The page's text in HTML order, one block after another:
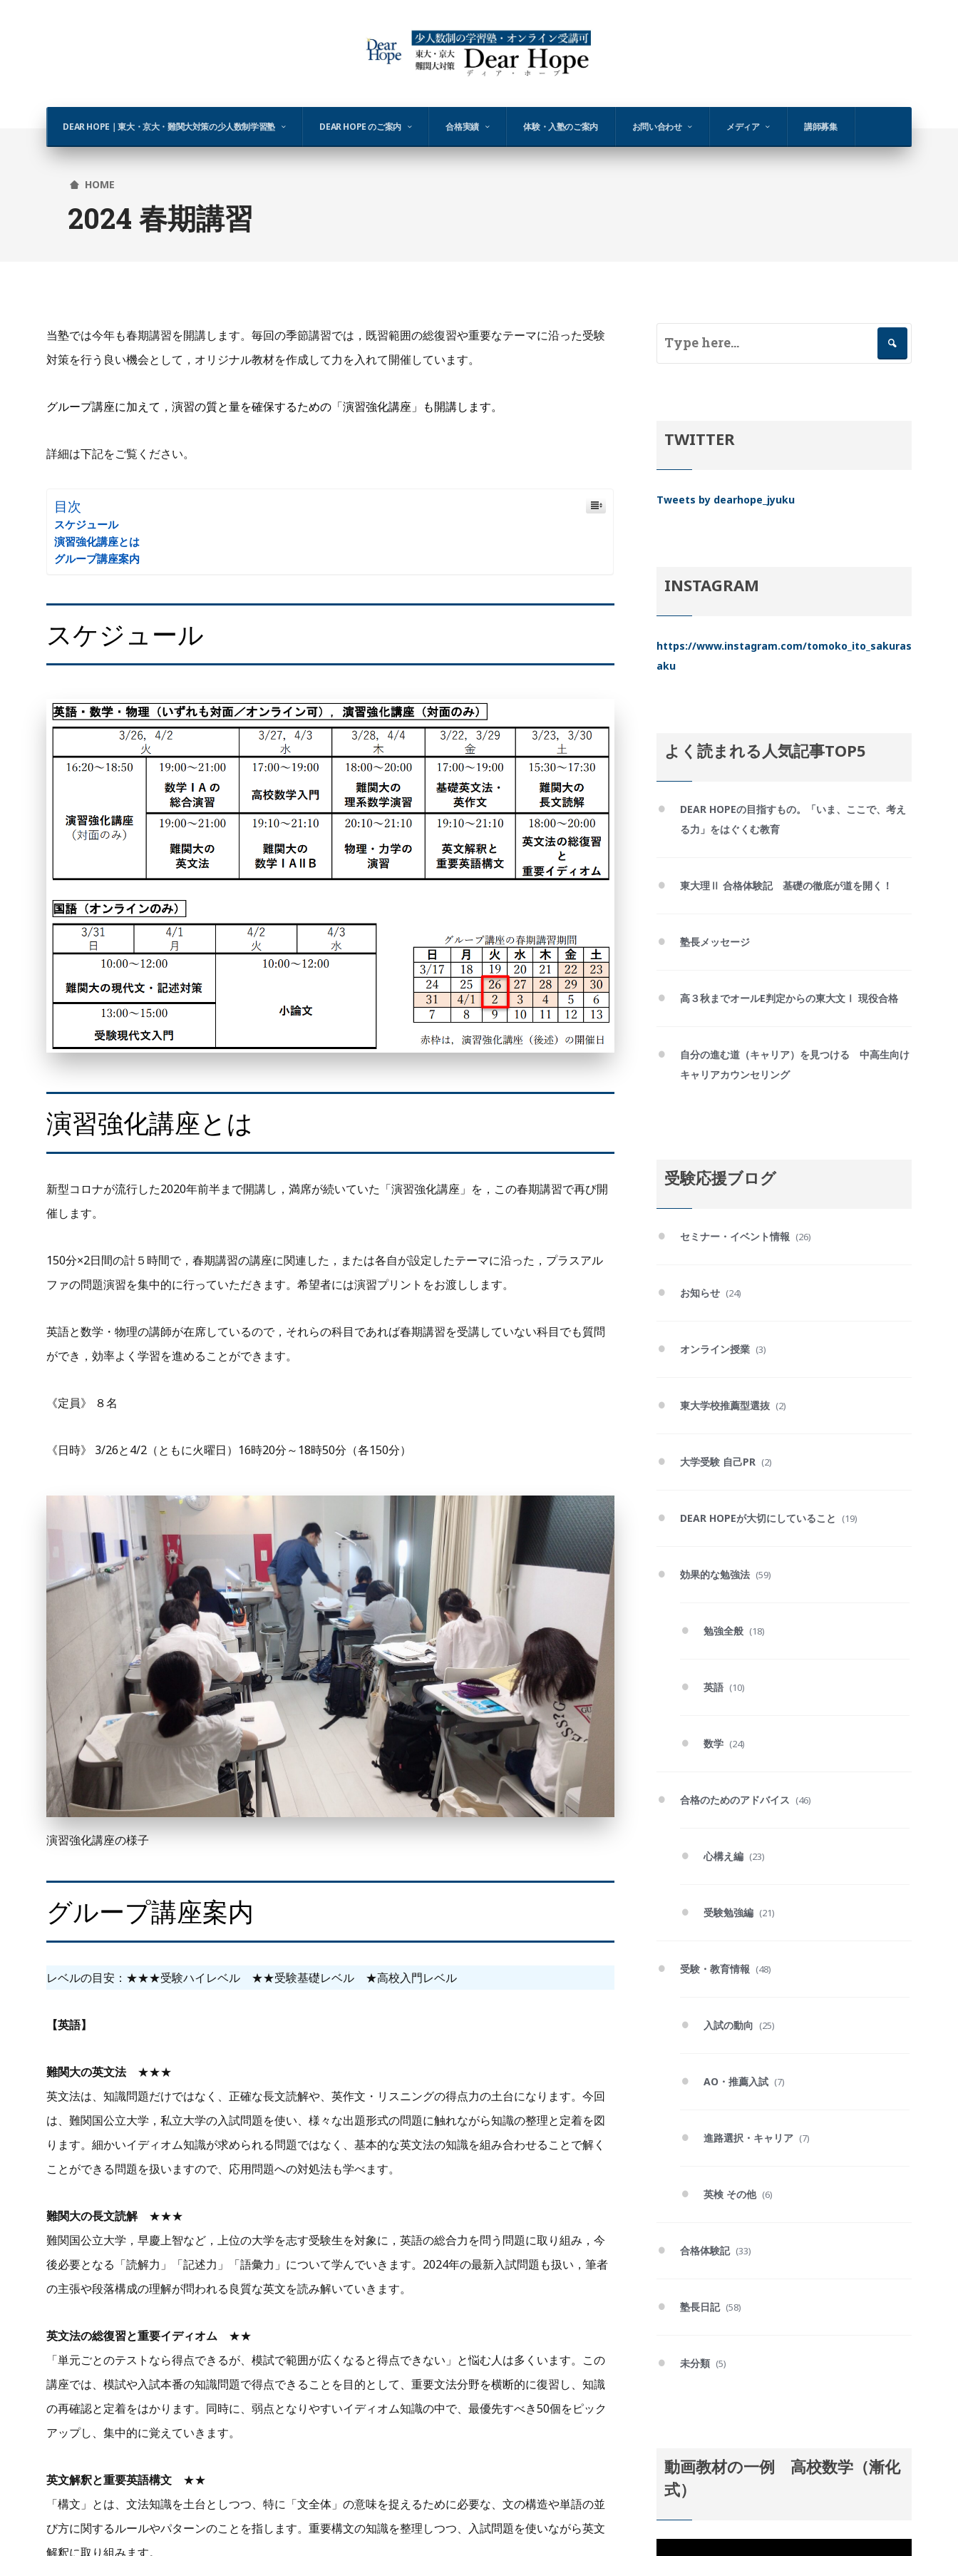
DEAR HOPE｜東大・京大・難関大対策の少人数制学習塾 DEAR HOPE のご案内 合格実績 体験・入塾のご案内 お問い合わせ メディア 講師募集
HOME
2024 春期講習
当塾では今年も春期講習を開講します。毎回の季節講習では，既習範囲の総復習や重要なテーマに沿った受験
対策を行う良い機会として，オリジナル教材を作成して力を入れて開催しています。
グループ講座に加えて，演習の質と量を確保するための「演習強化講座」も開講します。
詳細は下記をご覧ください。
目次
スケジュール
演習強化講座とは
グループ講座案内
スケジュール
演習強化講座とは
新型コロナが流行した2020年前半まで開講し，満席が続いていた「演習強化講座」を，この春期講習で再び開
催します。
150分×2日間の計５時間で，春期講習の講座に関連した，または各自が設定したテーマに沿った，プラスアル
ファの問題演習を集中的に行っていただきます。希望者には演習プリントをお渡しします。
英語と数学・物理の講師が在席しているので，それらの科目であれば春期講習を受講していない科目でも質問
ができ，効率よく学習を進めることができます。
《定員》 ８名
《日時》 3/26と4/2（ともに火曜日）16時20分～18時50分（各150分）
演習強化講座の様子
グループ講座案内
レベルの目安：★★★受験ハイレベル ★★受験基礎レベル ★高校入門レベル
【英語】
難関大の英文法★★★
英文法は、知識問題だけではなく、正確な長文読解や、英作文・リスニングの得点力の土台になります。今回
は、難関国公立大学，私立大学の入試問題を使い、様々な出題形式の問題に触れながら知識の整理と定着を図
ります。細かいイディオム知識が求められる問題ではなく、基本的な英文法の知識を組み合わせることで解く
ことができる問題を扱いますので、応用問題への対処法も学べます。
難関大の長文読解★★★
難関国公立大学，早慶上智など，上位の大学を志す受験生を対象に，英語の総合力を問う問題に取り組み，今
後必要となる「読解力」「記述力」「語彙力」について学んでいきます。2024年の最新入試問題も扱い，筆者
の主張や段落構成の理解が問われる良質な英文を読み解いていきます。
英文法の総復習と重要イディオム ★★
「単元ごとのテストなら得点できるが、模試で範囲が広くなると得点できない」と悩む人は多くいます。この
講座では、模試や入試本番の知識問題で得点できることを目的として、重要文法分野を横断的に復習し、知識
の再確認と定着をはかります。同時に、弱点となりやすいイディオム知識の中で、最優先すべき50個をピック
アップし、集中的に覚えていきます。
英文解釈と重要英語構文 ★★
「構文」とは、文法知識を土台としつつ、特に「文全体」の意味を捉えるために必要な、文の構造や単語の並
び方に関するルールやパターンのことを指します。重要構文の知識を整理しつつ、入試問題を使いながら英文
解釈に取り組みます。
TWITTER
Tweets by dearhope_jyuku
INSTAGRAM
https://www.instagram.com/tomoko_ito_sakuras
aku
よく読まれる人気記事TOP5
DEAR HOPEの目指すもの。「いま、ここで、考え
る力」をはぐくむ教育
東大理Ⅱ 合格体験記 基礎の徹底が道を開く！
塾長メッセージ
高３秋までオールE判定からの東大文Ⅰ 現役合格
自分の進む道（キャリア）を見つける 中高生向け
キャリアカウンセリング
受験応援ブログ
セミナー・イベント情報 (26)
お知らせ (24)
オンライン授業 (3)
東大学校推薦型選抜 (2)
大学受験 自己PR (2)
DEAR HOPEが大切にしていること (19)
効果的な勉強法 (59)
勉強全般 (18)
英語 (10)
数学 (24)
合格のためのアドバイス (46)
心構え編 (23)
受験勉強編 (21)
受験・教育情報 (48)
入試の動向 (25)
AO・推薦入試 (7)
進路選択・キャリア (7)
英検 その他 (6)
合格体験記 (33)
塾長日記 (58)
未分類 (5)
動画教材の一例 高校数学（漸化
式）